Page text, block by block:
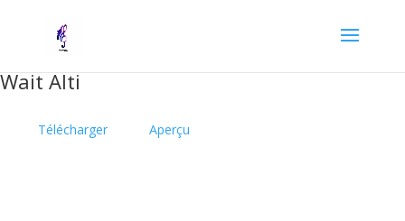
Wait Alti
Télécharger Aperçu